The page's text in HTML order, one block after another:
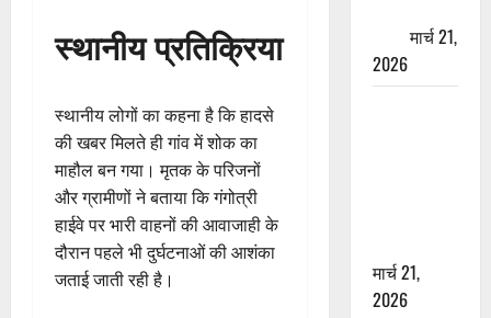
स्थानीय प्रतिक्रिया
स्थानीय लोगों का कहना है कि हादसे
की खबर मिलते ही गांव में शोक का
माहौल बन गया। मृतक के परिजनों
और ग्रामीणों ने बताया कि गंगोत्री
हाईवे पर भारी वाहनों की आवाजाही के
दौरान पहले भी दुर्घटनाओं की आशंका
जताई जाती रही है।
मार्च 21,
2026
मार्च 21,
2026